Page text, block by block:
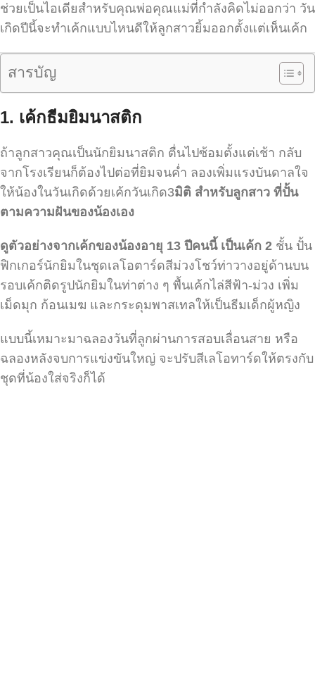
ช่วยเป็นไอเดียสำหรับคุณพ่อคุณแม่ที่กำลังคิดไม่ออกว่า วัน
เกิดปีนี้จะทำเค้กแบบไหนดีให้ลูกสาวยิ้มออกตั้งแต่เห็นเค้ก
สารบัญ
1. เค้กธีมยิมนาสติก
ถ้าลูกสาวคุณเป็นนักยิมนาสติก ตื่นไปซ้อมตั้งแต่เช้า กลับ
จากโรงเรียนก็ต้องไปต่อที่ยิมจนค่ำ ลองเพิ่มแรงบันดาลใจ
ให้น้องในวันเกิดด้วยเค้กวันเกิด3มิติ สำหรับลูกสาว ที่ปั้น
ตามความฝันของน้องเอง
ดูตัวอย่างจากเค้กของน้องอายุ 13 ปีคนนี้ เป็นเค้ก 2 ชั้น ปั้น
ฟิกเกอร์นักยิมในชุดเลโอตาร์ดสีม่วงโชว์ท่าวางอยู่ด้านบน
รอบเค้กติดรูปนักยิมในท่าต่าง ๆ พื้นเค้กไล่สีฟ้า-ม่วง เพิ่ม
เม็ดมุก ก้อนเมฆ และกระดุมพาสเทลให้เป็นธีมเด็กผู้หญิง
แบบนี้เหมาะมาฉลองวันที่ลูกผ่านการสอบเลื่อนสาย หรือ
ฉลองหลังจบการแข่งขันใหญ่ จะปรับสีเลโอทาร์ดให้ตรงกับ
ชุดที่น้องใส่จริงก็ได้